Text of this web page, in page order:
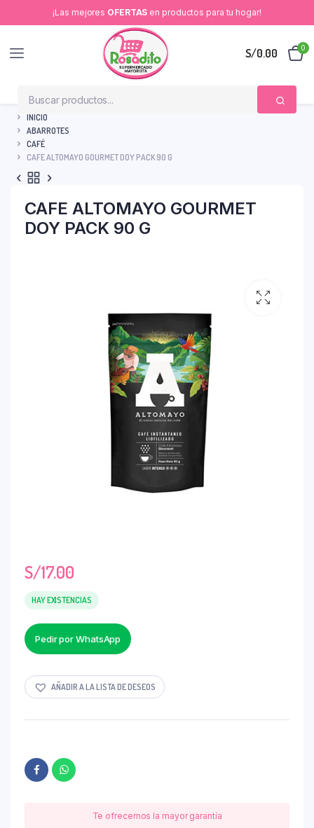
¡Las mejores OFERTAS en productos para tu hogar!
S/0.00 0
INICIO
ABARROTES
CAFÉ
CAFE ALTOMAYO GOURMET DOY PACK 90 G
CAFE ALTOMAYO GOURMET
DOY PACK 90 G
S/17.00
HAY EXISTENCIAS
Pedir por WhatsApp
AÑADIR A LA LISTA DE DESEOS
Te ofrecemos la mayor garantía